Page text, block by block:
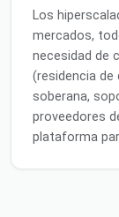
Los
mercados,
necesidad de
(residencia
soberana,
proveedores
plataforma